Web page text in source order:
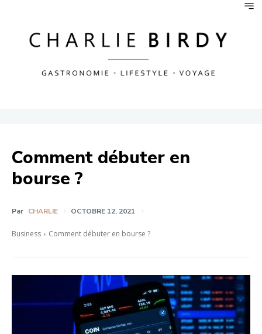
Comment débuter en
bourse ?
Par CHARLIE OCTOBRE 12, 2021
Business Comment débuter en bourse ?